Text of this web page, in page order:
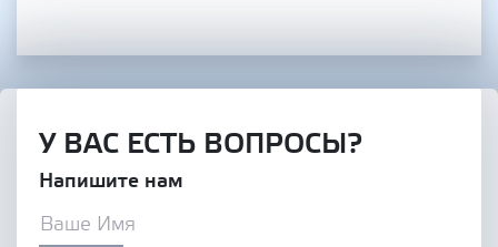
У ВАС ЕСТЬ ВОПРОСЫ?
Напишите нам